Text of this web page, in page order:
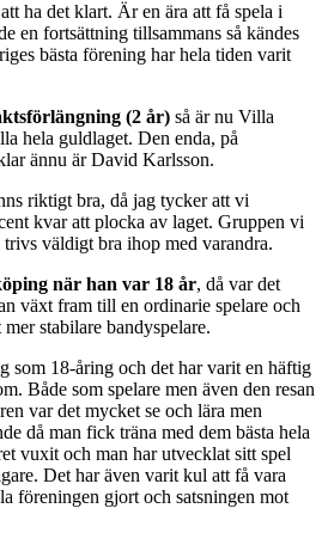
ha det klart. Är en ära att få spela i
en fortsättning tillsammans så kändes
bästa förening har hela tiden varit
(2 år) så är nu Villa
hela guldlaget. Den enda, på
ännu är David Karlsson.
riktigt bra, då jag tycker att vi
kvar att plocka av laget. Gruppen vi
väldigt bra ihop med varandra.
när han var 18 år, då var det
växt fram till en ordinarie spelare och
stabilare bandyspelare.
som 18-åring och det har varit en häftig
Både som spelare men även den resan
var det mycket se och lära men
då man fick träna med dem bästa hela
vuxit och man har utvecklat sitt spel
Det har även varit kul att få vara
föreningen gjort och satsningen mot